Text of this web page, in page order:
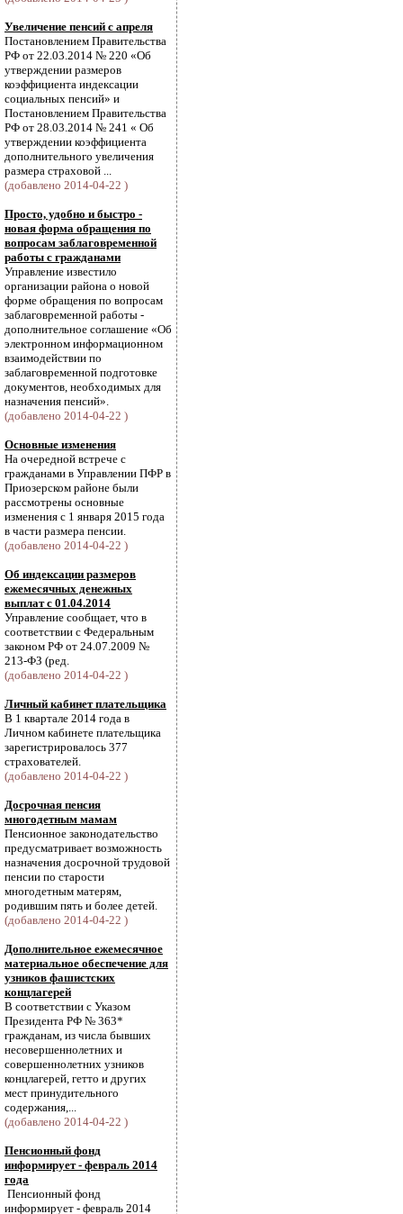
Увеличение пенсий с апреля
Постановлением Правительства
РФ от 22.03.2014 № 220 «Об
утверждении размеров
коэффициента индексации
социальных пенсий» и
Постановлением Правительства
РФ от 28.03.2014 № 241 « Об
утверждении коэффициента
дополнительного увеличения
размера страховой ...
(добавлено 2014-04-22 )
Просто, удобно и быстро -
новая форма обращения по
вопросам заблаговременной
работы с гражданами
Управление известило
организации района о новой
форме обращения по вопросам
заблаговременной работы -
дополнительное соглашение «Об
электронном информационном
взаимодействии по
заблаговременной подготовке
документов, необходимых для
назначения пенсий».
(добавлено 2014-04-22 )
Основные изменения
На очередной встрече с
гражданами в Управлении ПФР в
Приозерском районе были
рассмотрены основные
изменения с 1 января 2015 года
в части размера пенсии.
(добавлено 2014-04-22 )
Об индексации размеров
ежемесячных денежных
выплат с 01.04.2014
Управление сообщает, что в
соответствии с Федеральным
законом РФ от 24.07.2009 №
213-ФЗ (ред.
(добавлено 2014-04-22 )
Личный кабинет плательщика
В 1 квартале 2014 года в
Личном кабинете плательщика
зарегистрировалось 377
страхователей.
(добавлено 2014-04-22 )
Досрочная пенсия
многодетным мамам
Пенсионное законодательство
предусматривает возможность
назначения досрочной трудовой
пенсии по старости
многодетным матерям,
родившим пять и более детей.
(добавлено 2014-04-22 )
Дополнительное ежемесячное
материальное обеспечение для
узников фашистских
концлагерей
В соответствии с Указом
Президента РФ № 363*
гражданам, из числа бывших
несовершеннолетних и
совершеннолетних узников
концлагерей, гетто и других
мест принудительного
содержания,...
(добавлено 2014-04-22 )
Пенсионный фонд
информирует - февраль 2014
года
Пенсионный фонд
информирует - февраль 2014